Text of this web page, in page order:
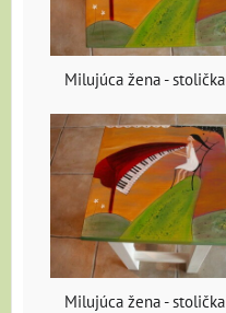
Milujúca žena - stolička
Milujúca žena - stolička